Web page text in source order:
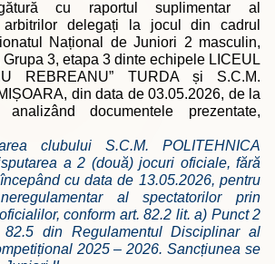
cu raportul suplimentar al
arbitrilor delegați la jocul din cadrul
Național de Juniori 2 masculin,
3, etapa 3 dinte echipele LICEUL
REBREANU” TURDA și S.C.M.
din data de 03.05.2026, de la
documentele prezentate,
clubului S.C.M. POLITEHNICA
a 2 (două) jocuri oficiale, fără
cu data de 13.05.2026, pentru
al spectatorilor prin
conform art. 82.2 lit. a) Punct 2
din Regulamentul Disciplinar al
2025 – 2026. Sancțiunea se